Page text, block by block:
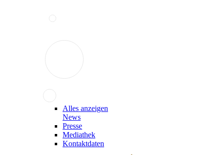
Alles anzeigen
News
Presse
Mediathek
Kontaktdaten